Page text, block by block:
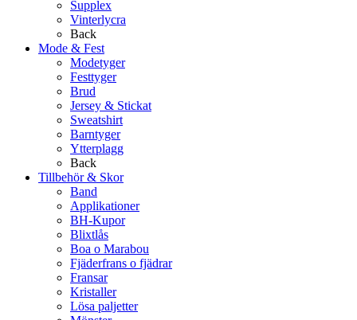
Supplex
Vinterlycra
Back
Mode & Fest
Modetyger
Festtyger
Brud
Jersey & Stickat
Sweatshirt
Barntyger
Ytterplagg
Back
Tillbehör & Skor
Band
Applikationer
BH-Kupor
Blixtlås
Boa o Marabou
Fjäderfrans o fjädrar
Fransar
Kristaller
Lösa paljetter